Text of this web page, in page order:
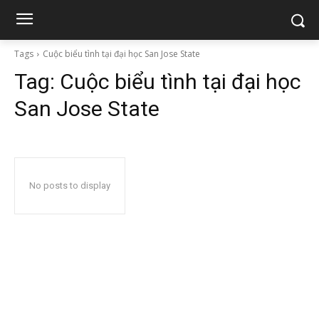
Tags Cuộc biểu tình tại đại học San Jose State
Tag: Cuộc biểu tình tại đại học
San Jose State
No posts to display